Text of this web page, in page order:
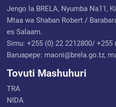
Jengo la BRELA, Nyumba Na11,
Mtaa wa Shaban Robert /
es Salaam.
Simu: +255 (0) 22 2212800/ +255
Baruapepe: maoni@brela.go.tz,
Tovuti Mashuhuri
TRA
NIDA